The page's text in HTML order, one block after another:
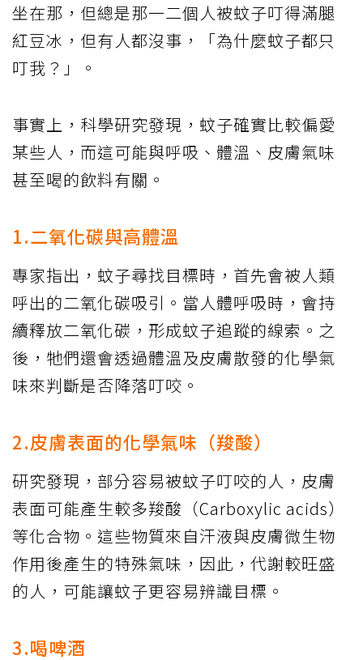
坐在那，但總是那一二個人被蚊子叮得滿腿
紅豆冰，但有人都沒事，「為什麼蚊子都只
叮我？」。
事實上，科學研究發現，蚊子確實比較偏愛
某些人，而這可能與呼吸、體溫、皮膚氣味
甚至喝的飲料有關。
1.二氧化碳與高體溫
專家指出，蚊子尋找目標時，首先會被人類
呼出的二氧化碳吸引。當人體呼吸時，會持
續釋放二氧化碳，形成蚊子追蹤的線索。之
後，牠們還會透過體溫及皮膚散發的化學氣
味來判斷是否降落叮咬。
2.皮膚表面的化學氣味（羧酸）
研究發現，部分容易被蚊子叮咬的人，皮膚
表面可能產生較多羧酸（Carboxylic acids）
等化合物。這些物質來自汗液與皮膚微生物
作用後產生的特殊氣味，因此，代謝較旺盛
的人，可能讓蚊子更容易辨識目標。
3.喝啤酒